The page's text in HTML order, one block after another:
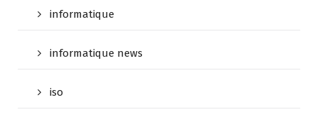
informatique
informatique news
iso